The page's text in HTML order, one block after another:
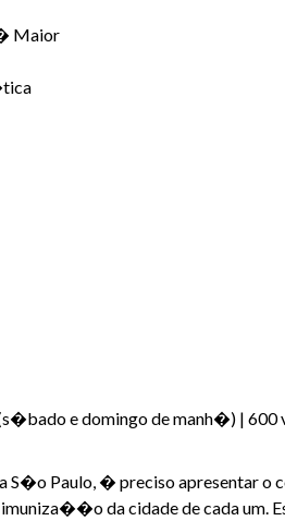
Maior
e domingo de manh�) | 600
S�o Paulo, � preciso apresentar
da cidade de cada um.